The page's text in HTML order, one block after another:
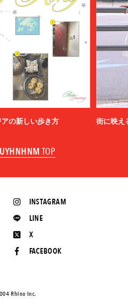
の新しい歩き方 街に映え
TOP
INSTAGRAM
LINE
X
FACEBOOK
Rhino Inc.